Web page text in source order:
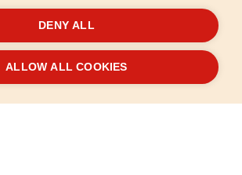
- Minden jog fenntartva
LétrehoztaFEO
DENY ALL
ALLOW ALL COOKIES